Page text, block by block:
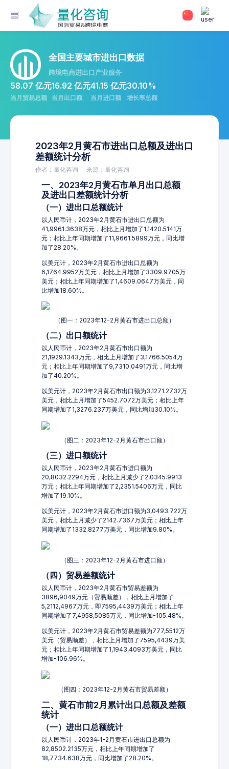
全国主要城市进出口数据
跨境电商进出口产业服务
58.07 亿元
当月贸易总额
16.92 亿元
当月出口额
41.15 亿元
当月进口额
30.10%
增长率总额
2023年2月黄石市进出口总额及进出口
差额统计分析
作者：量化咨询 来源：量化咨询
一、2023年2月黄石市单月出口总额
及进出口差额统计分析
（一）进出口总额统计
以人民币计，2023年2月黄石市进出口总额为
41,9961.3638万元，相比上月增加了1,1420.5141万
元；相比上年同期增加了11,9661.5899万元，同比增
加了28.20%。
以美元计，2023年2月黄石市进出口总额为
6,1764.9952万美元，相比上月增加了3309.9705万
美元；相比上年同期增加了1,4609.0647万美元，同
比增加18.60%。
（图一：2023年12-2月黄石市进出口总额）
（二）出口额统计
以人民币计，2023年2月黄石市出口额为
21,1929.1343万元，相比上月增加了3,1766.5054万
元；相比上年同期增加了9,7310.0491万元，同比增
加了40.20%。
以美元计，2023年2月黄石市出口额为3,1271.2732万
美元，相比上月增加了5452.7072万美元；相比上年
同期增加了1,3276.237万美元，同比增加30.10%。
（图二：2023年12-2月黄石市出口额）
（三）进口额统计
以人民币计，2023年2月黄石市进口额为
20,8032.2294万元，相比上月减少了2,0345.9913
万元；相比上年同期增加了2,2351.5406万元，同比
增加了19.10%。
以美元计，2023年2月黄石市进口额为3,0493.722万
美元，相比上月减少了2142.7367万美元；相比上年
同期增加了1332.8277万美元，同比增加9.80%。
（图三：2023年12-2月黄石市进口额）
（四）贸易差额统计
以人民币计，2023年2月黄石市贸易差额为
3896,9049万元（贸易顺差），相比上月增加了
5,2112,4967万元，即7595,4439万美元；相比上年
同期增加了7,4958,5085万元，同比增加-105.48%。
以美元计，2023年2月黄石市贸易差额为777,5512万
美元（贸易顺差），相比上月增加了7595,4439万美
元；相比上年同期增加了1,1943,4093万美元，同比
增加-106.96%。
（图四：2023年12-2月黄石市贸易差额）
二、黄石市前2月累计出口总额及差额
统计
（一）进出口总额统计
以人民币计，2023年1-2月黄石市进出口总额为
82,8502.2135万元，相比上年同期增加了
18,7734.638万元，同比增加了28.20%。